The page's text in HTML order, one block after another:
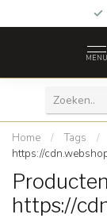
MENU
Home / Tags
/
https://
https://